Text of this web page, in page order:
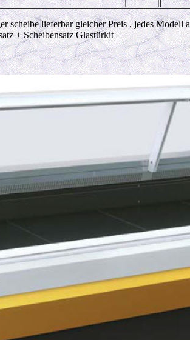
scheibe lieferbar gleicher Preis , jedes
+ Scheibensatz Glastürkit